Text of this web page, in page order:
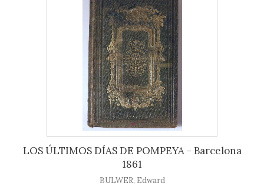
LOS ÚLTIMOS DÍAS DE POMPEYA - Barcelona
1861
BULWER, Edward